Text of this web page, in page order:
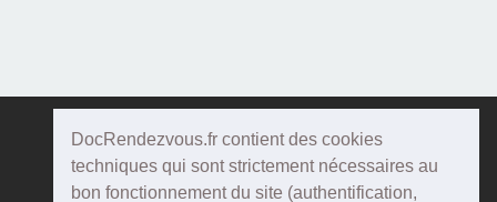
DocRendezvous.fr contient des cookies
techniques qui sont strictement nécessaires au
bon fonctionnement du site (authentification,
DocRendezvous